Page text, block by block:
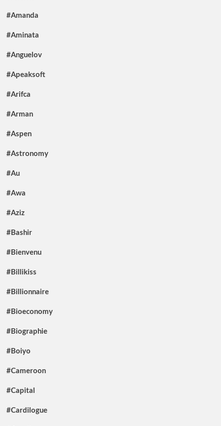
#Amanda
#Aminata
#Anguelov
#Apeaksoft
#Arifca
#Arman
#Aspen
#Astronomy
#Au
#Awa
#Aziz
#Bashir
#Bienvenu
#Billikiss
#Billionnaire
#Bioeconomy
#Biographie
#Boiyo
#Cameroon
#Capital
#Cardilogue